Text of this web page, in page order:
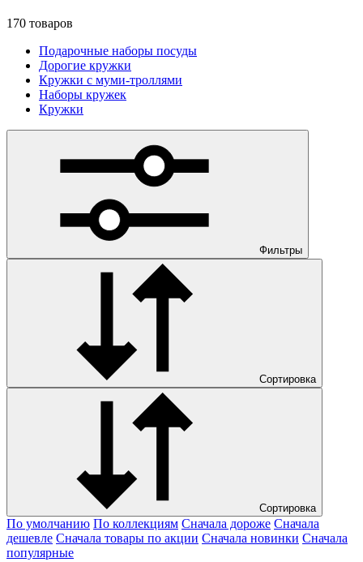
170 товаров
Подарочные наборы посуды
Дорогие кружки
Кружки с муми-троллями
Наборы кружек
Кружки
Фильтры
Сортировка
Сортировка
По умолчанию По коллекциям Сначала дороже Сначала
дешевле Сначала товары по акции Сначала новинки Сначала
популярные